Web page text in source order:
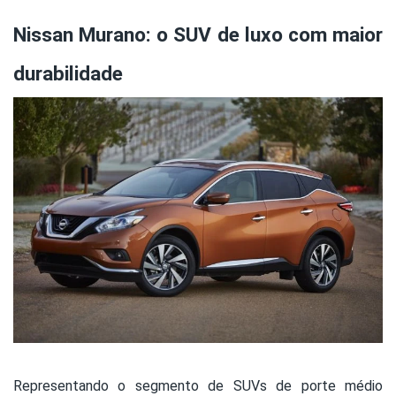
Nissan Murano: o SUV de luxo com maior
durabilidade
Representando o segmento de SUVs de porte médio